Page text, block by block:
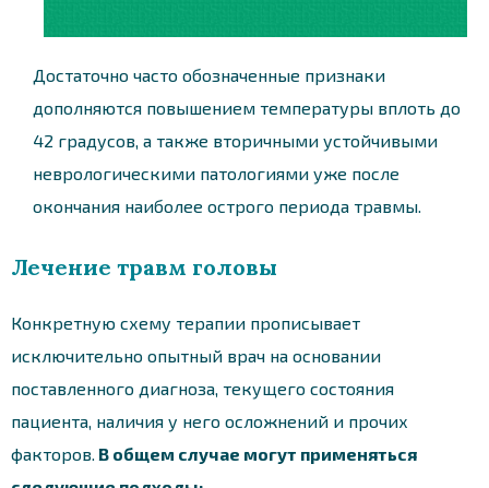
Достаточно часто обозначенные признаки
дополняются повышением температуры вплоть до
42 градусов, а также вторичными устойчивыми
неврологическими патологиями уже после
окончания наиболее острого периода травмы.
Лечение травм головы
Конкретную схему терапии прописывает
исключительно опытный врач на основании
поставленного диагноза, текущего состояния
пациента, наличия у него осложнений и прочих
факторов. В общем случае могут применяться